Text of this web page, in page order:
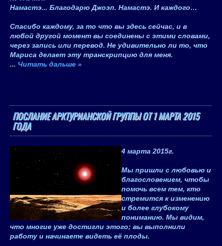
Намастэ... Благодарю Джоэп. Намастэ. И каждого…
Спасибо каждому, за то что вы здесь сейчас, и в
любой другой момент вы соединены с этими словами,
через запись или перевод. Не удивительно ли то, что
Мариса делает эту транскрипцию для меня.
... Читать дальше »
ПОСЛАНИЕ АРКТУРИАНСКОЙ ГРУППЫ ОТ 1 МАРТА 2015
ГОДА
4 марта 2015г.
Мы пришли с любовью и
благословением, чтобы
помочь всем тем, кто
стремится к изменению
и более глубокому
пониманию. Мы видим,
что многие уже достигли этого; вы выполнили
работу и начинаете видеть её плоды.